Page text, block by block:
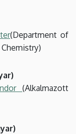
(Department of
(Alkalmazott